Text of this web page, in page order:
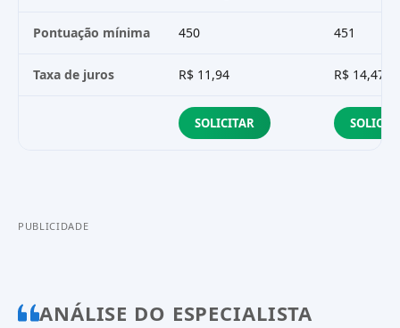
Pontuação mínima 450 451
Taxa de juros R$ 11,94 R$ 14,47
SOLICITAR
PUBLICIDADE
ANÁLISE DO ESPECIALISTA